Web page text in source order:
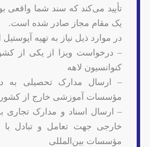
تأیید می‌کند که سند شما واقعی
یک مقام مجاز صادر شده است.
در موارد ذیل نیاز به تهیه
– درخواست ویزا از یکی از
کنوانسیون لاهه
– ارسال مدارک تحصیلی به
مؤسسات آموزشی خارج از کشور
– ارسال اسناد و مدارک تجاری
خارجی جهت تعامل و تبادل
مؤسسات بین‌المللی